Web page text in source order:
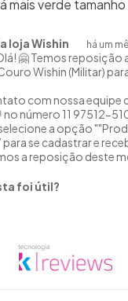
mais verde tamanho
loja Wishin há um
🤗 Temos reposição
Wishin (Militar)
com nossa equipe
número 11 97512-
a opção
se cadastrar e
a reposição deste
foi útil?